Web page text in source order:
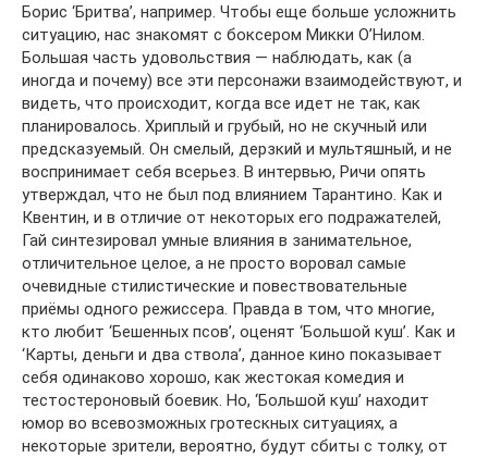
Борис ‘Бритва’, например. Чтобы еще больше усложнить
ситуацию, нас знакомят с боксером Микки О’Нилом.
Большая часть удовольствия — наблюдать, как (а
иногда и почему) все эти персонажи взаимодействуют, и
видеть, что происходит, когда все идет не так, как
планировалось. Хриплый и грубый, но не скучный или
предсказуемый. Он смелый, дерзкий и мультяшный, и не
воспринимает себя всерьез. В интервью, Ричи опять
утверждал, что не был под влиянием Тарантино. Как и
Квентин, и в отличие от некоторых его подражателей,
Гай синтезировал умные влияния в занимательное,
отличительное целое, а не просто воровал самые
очевидные стилистические и повествовательные
приёмы одного режиссера. Правда в том, что многие,
кто любит ‘Бешенных псов’, оценят ‘Большой куш’. Как и
‘Карты, деньги и два ствола’, данное кино показывает
себя одинаково хорошо, как жестокая комедия и
тестостероновый боевик. Но, ‘Большой куш’ находит
юмор во всевозможных гротескных ситуациях, а
некоторые зрители, вероятно, будут сбиты с толку, от